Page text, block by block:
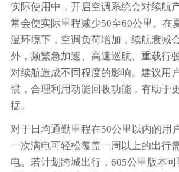
实际使用中，开启空调系统会对续航
常会使实际里程减少50至60公里。在
温环境下，空调负荷增加，续航衰减
外，频繁急加速、高速巡航、重载行
对续航造成不同程度的影响。建议用
惯，合理利用动能回收功能，有助于
据。
对于日均通勤里程在50公里以内的用
一次满电可轻松覆盖一周以上的出行
电。若计划跨城出行，605公里版本